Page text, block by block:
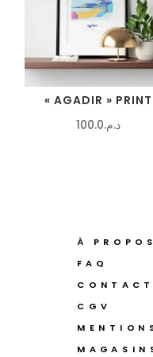
« AGADIR » PRINT
د.م.100.0
À PROPOS
FAQ
CONTACT
CGV